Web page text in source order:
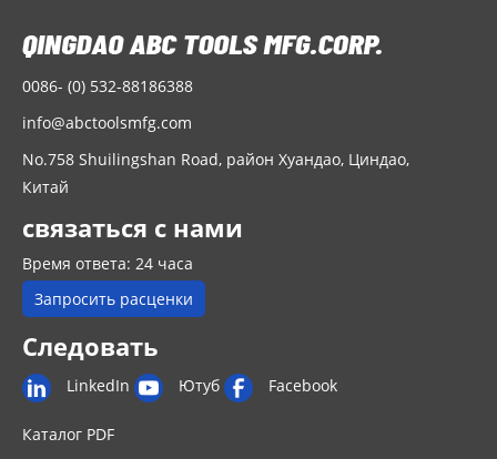
0086- (0) 532-88186388
info@abctoolsmfg.com
No.758 Shuilingshan Road, район Хуандао, Циндао,
Китай
связаться с нами
Время ответа: 24 часа
Запросить расценки
Следовать
LinkedIn Ютуб Facebook
Каталог PDF